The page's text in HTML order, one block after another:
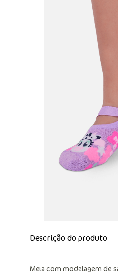
Descrição do produto
Meia com modelagem de